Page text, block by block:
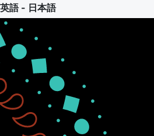
英語 - 日本語